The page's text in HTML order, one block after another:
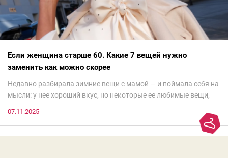
Если женщина старше 60. Какие 7 вещей нужно
заменить как можно скорее
Недавно разбирала зимние вещи с мамой — и поймала себя на
мысли: у нее хороший вкус, но некоторые ее любимые вещи,
моды. Вовсе нет.Проблема в том, что сама мода сделала шаг
07.11.2025